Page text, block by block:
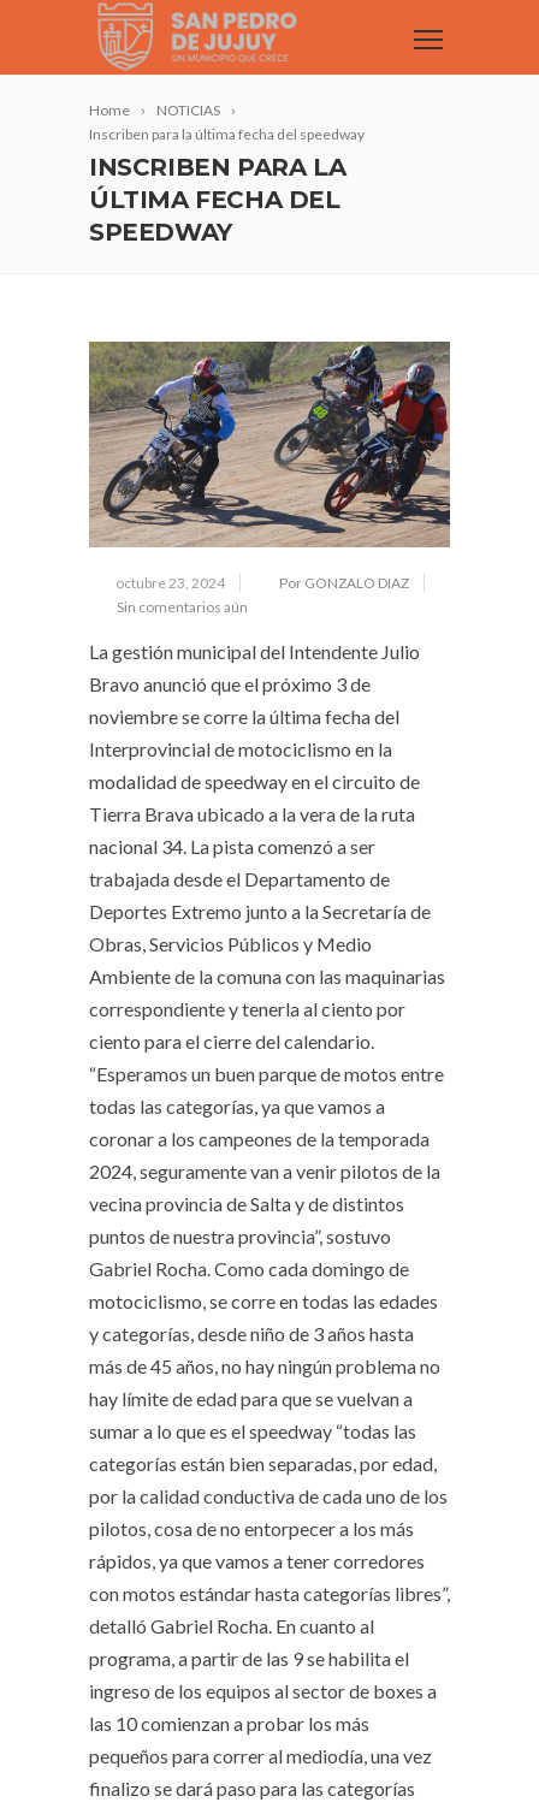
Home
NOTICIAS
Inscriben para la última fecha del speedway
INSCRIBEN PARA LA
ÚLTIMA FECHA DEL
SPEEDWAY
octubre 23, 2024
Por GONZALO DIAZ
Sin comentarios aún
La gestión municipal del Intendente Julio
Bravo anunció que el próximo 3 de
noviembre se corre la última fecha del
Interprovincial de motociclismo en la
modalidad de speedway en el circuito de
Tierra Brava ubicado a la vera de la ruta
nacional 34. La pista comenzó a ser
trabajada desde el Departamento de
Deportes Extremo junto a la Secretaría de
Obras, Servicios Públicos y Medio
Ambiente de la comuna con las maquinarias
correspondiente y tenerla al ciento por
ciento para el cierre del calendario.
“Esperamos un buen parque de motos entre
todas las categorías, ya que vamos a
coronar a los campeones de la temporada
2024, seguramente van a venir pilotos de la
vecina provincia de Salta y de distintos
puntos de nuestra provincia”, sostuvo
Gabriel Rocha. Como cada domingo de
motociclismo, se corre en todas las edades
y categorías, desde niño de 3 años hasta
más de 45 años, no hay ningún problema no
hay límite de edad para que se vuelvan a
sumar a lo que es el speedway “todas las
categorías están bien separadas, por edad,
por la calidad conductiva de cada uno de los
pilotos, cosa de no entorpecer a los más
rápidos, ya que vamos a tener corredores
con motos estándar hasta categorías libres”,
detalló Gabriel Rocha. En cuanto al
programa, a partir de las 9 se habilita el
ingreso de los equipos al sector de boxes a
las 10 comienzan a probar los más
pequeños para correr al mediodía, una vez
finalizo se dará paso para las categorías